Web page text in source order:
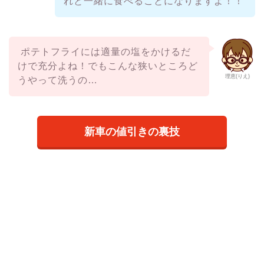
理恵(りえ)
ポテトフライには適量の塩をかけるだ
けで充分よね！でもこんな狭いところど
うやって洗うの…
新車の値引きの裏技